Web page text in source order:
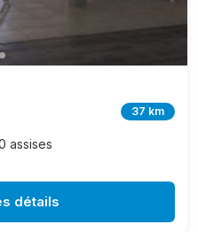
37 km
assises
détails